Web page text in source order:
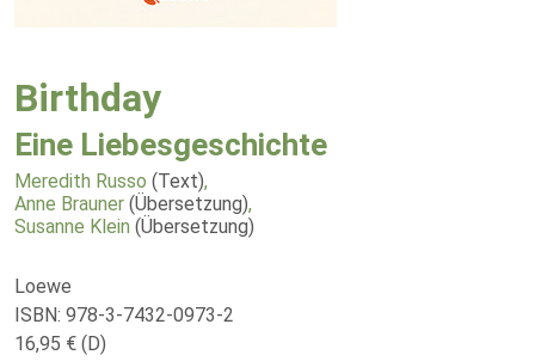
Birthday
Eine Liebesgeschichte
Meredith Russo (Text),
Anne Brauner (Übersetzung),
Susanne Klein (Übersetzung)
Loewe
ISBN: 978-3-7432-0973-2
16,95 € (D)